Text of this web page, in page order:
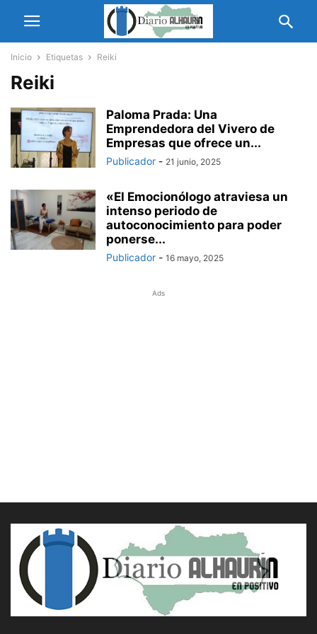
Inicio Etiquetas Reiki
Reiki
Paloma Prada: Una
Emprendedora del Vivero de
Empresas que ofrece un...
Publicador - 21 junio, 2025
«El Emocionólogo atraviesa un
intenso periodo de
autoconocimiento para poder
ponerse...
Publicador - 16 mayo, 2025
Ads